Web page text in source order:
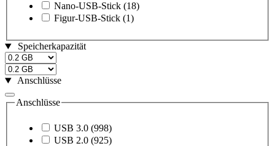
Nano-USB-Stick (18)
Figur-USB-Stick (1)
Speicherkapazität
Anschlüsse
Anschlüsse
USB 3.0 (998)
USB 2.0 (925)